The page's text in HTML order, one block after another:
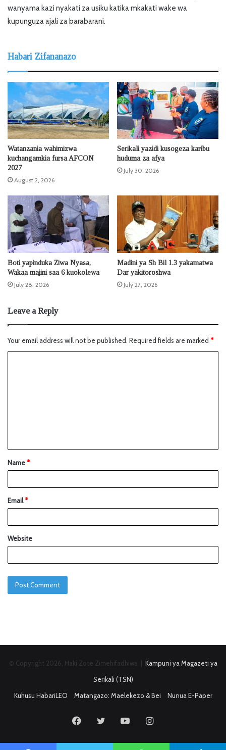
wanyama kazi nyakati za usiku katika mkakati wake wa
kupunguza ajali za barabarani.
Habari Zifananazo
Watanzania wahimizwa
kuchangamkia fursa AFCON
2027
August 2, 2026
Serikali yazidi kusogeza karibu
huduma za afya
July 30, 2026
Boti yapinduka Ziwa Nyasa,
Wakaa majini saa 6 kuokolewa
July 28, 2026
Madini ya Sh Bil 1.3 yakamatwa
Dar yakitoroshwa
July 27, 2026
Leave a Reply
Your email address will not be published. Required fields are marked *
Name*
Email*
Website
© Copyright 2026, Haki Zote Zimehifadhiwa | Kampuni ya Magazeti ya
Serikali (TSN)
Kuhusu HabariLEO
Matangazo: Maelekezo & Bei Nunua E-Paper
FacebookTwitter YouTubeInstagram